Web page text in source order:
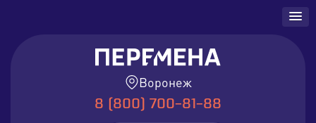
Воронеж
8 (800) 700-81-88